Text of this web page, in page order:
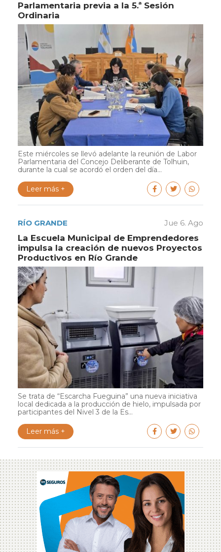
Parlamentaria previa a la 5.ª Sesión
Ordinaria
Este miércoles se llevó adelante la reunión de Labor
Parlamentaria del Concejo Deliberante de Tolhuin,
durante la cual se acordó el orden del día...
Leer más +
RÍO GRANDE Jue 6. Ago
La Escuela Municipal de Emprendedores
impulsa la creación de nuevos Proyectos
Productivos en Río Grande
Se trata de “Escarcha Fueguina” una nueva iniciativa
local dedicada a la producción de hielo, impulsada por
participantes del Nivel 3 de la Es...
Leer más +